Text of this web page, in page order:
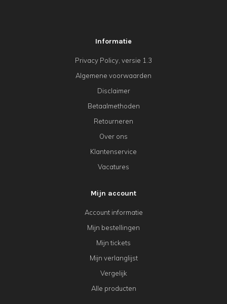
Informatie
Privacy Policy, versie 1.3
Algemene voorwaarden
Disclaimer
Betaalmethoden
Retourneren
Over ons
Klantenservice
Vacatures
Mijn account
Account informatie
Mijn bestellingen
Mijn tickets
Mijn verlanglijst
Vergelijk
Alle producten